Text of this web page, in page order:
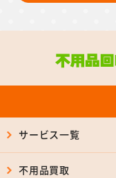
サービス一覧
不用品買取